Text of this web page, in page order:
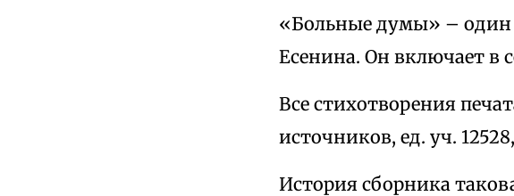
«Больные думы» – один
Есенина. Он включает в
Все стихотворения
источников, ед. уч.
История сборника